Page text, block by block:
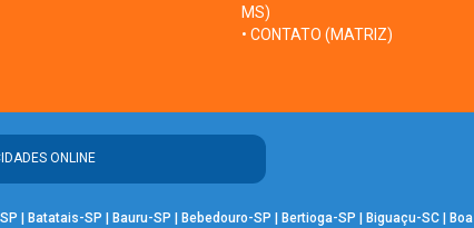
MS)
• CONTATO (MATRIZ)
ONLINE
| Batatais-SP | Bauru-SP | Bebedouro-SP | Bertioga-SP | Biguaçu-SC| Boa